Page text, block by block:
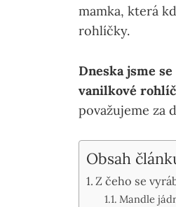
mamka, která
rohlíčky.
Dneska jsme
vanilkové
považujeme za
Obsah
Z čeho se
Mandle